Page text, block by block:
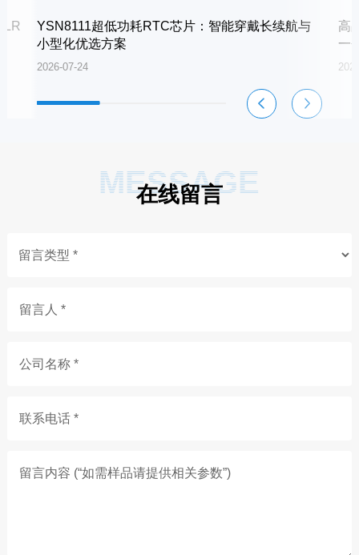
YSN8111超低功耗RTC芯片：智能穿戴长续航与
小型化优选方案
2026-07-24
高
一
MESSAGE
在线留言
留言人 *
公司名称 *
联系电话 *
留言内容 (“如需样品请提供相关参数”)